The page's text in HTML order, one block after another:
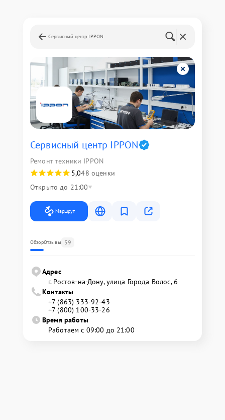
Сервисный центр IPPON
Сервисный центр IPPON
Ремонт техники IPPON
5,048 оценки
Открыто до 21:00
Маршрут
ОбзорОтзывы 59
Адрес
г. Ростов-на-Дону, улица Города Волос, 6
Контакты
+7 (863) 333-92-43
+7 (800) 100-33-26
Время работы
Работаем с 09:00 до 21:00